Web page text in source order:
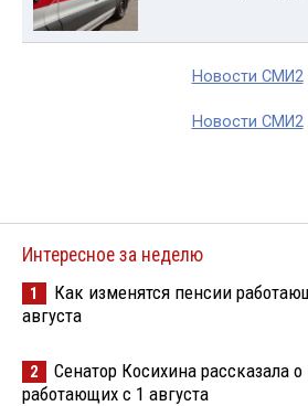
Новости СМИ2
Новости СМИ2
Интересное за неделю
1
Как изменятся пенсии
августа
2
Сенатор Косихина рассказала
работающих с 1 августа